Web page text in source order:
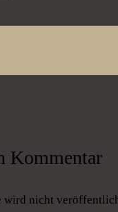
Kommentar
wird nicht